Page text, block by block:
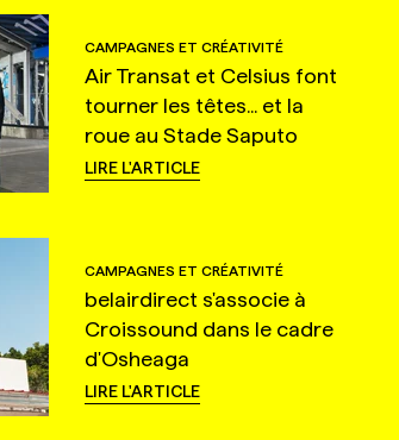
CAMPAGNES ET CRÉATIVITÉ
Air Transat et Celsius font
tourner les têtes... et la
roue au Stade Saputo
LIRE L'ARTICLE
CAMPAGNES ET CRÉATIVITÉ
belairdirect s'associe à
Croissound dans le cadre
d'Osheaga
LIRE L'ARTICLE